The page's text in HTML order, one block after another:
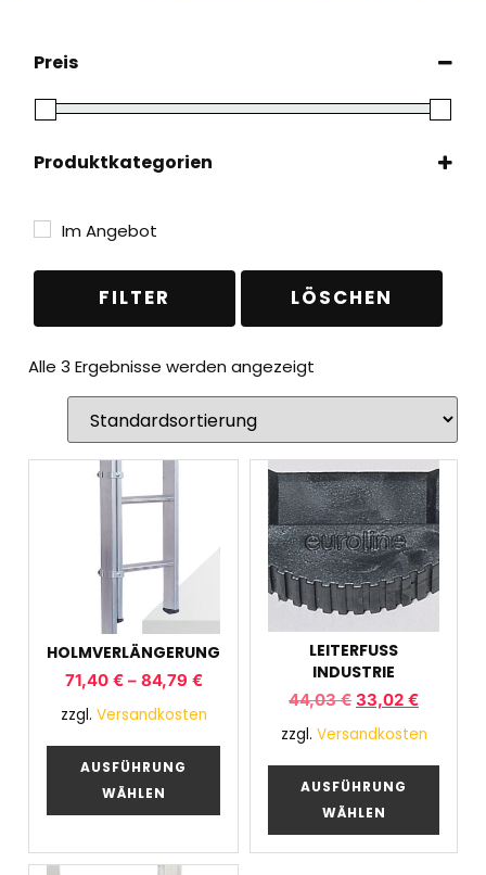
Preis
Produktkategorien
Zubehör & Ersatzteile
Im Angebot
FILTER LÖSCHEN
Alle 3 Ergebnisse werden angezeigt
HOLMVERLÄNGERUNG
71,40 €– 84,79 €
zzgl. Versandkosten
AUSFÜHRUNG
WÄHLEN
LEITERFUSS I
NDUSTRIE
44,03€ 33,02 €
zzgl. Versandkosten
AUSFÜHRUNG
WÄHLEN